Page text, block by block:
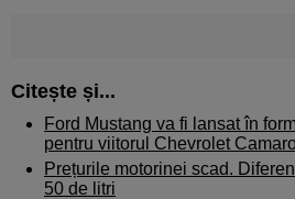
Citește și...
Ford Mustang va fi lansat în
pentru viitorul Chevrolet
Prețurile motorinei scad.
50 de litri